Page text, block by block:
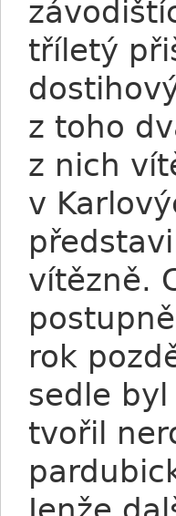
tříletý
z toho
z nich
v
vítězně.
rok
sedle byl
tvořil